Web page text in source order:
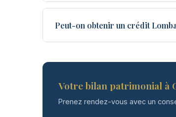
Peut-on obtenir un crédit
Votre bilan patrimonial à
Prenez rendez-vous avec un